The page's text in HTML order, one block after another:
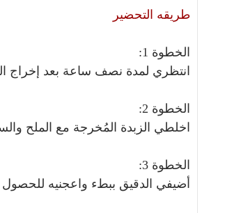
طريقه التحضير
الخطوة 1:
انتظري لمدة نصف ساعة بعد إخراج
الخطوة 2:
اخلطي الزبدة المُخرجة مع الملح
الخطوة 3:
أضيفي الدقيق ببطء واعجنيه للحصول